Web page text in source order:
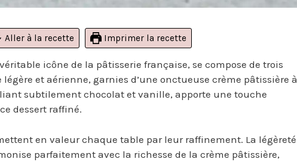
Aller à la recette Imprimer la recette
icône de la pâtisserie française, se compose de trois
et aérienne, garnies d’une onctueuse crème pâtissière à
subtilement chocolat et vanille, apporte une touche
dessert raffiné.
en valeur chaque table par leur raffinement. La légèreté
parfaitement avec la richesse de la crème pâtissière,